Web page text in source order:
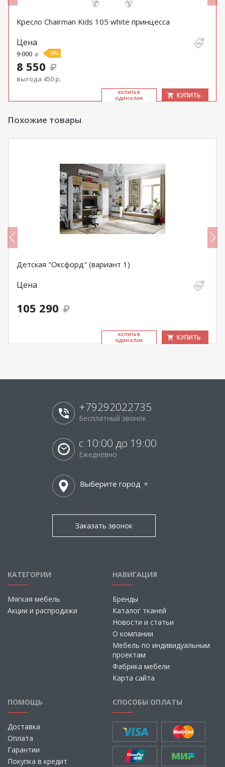
Кресло Chairman Kids 105 white принцесса
Цена
9 000 -5%
8 550
выгода 450 р.
КУ­ПИТЬ В
ОДИН КЛИК
КУПИТЬ
Похожие товары
Детская "Оксфорд" (вариант 1)
Цена
105 290
КУ­ПИТЬ В
ОДИН КЛИК
КУПИТЬ
+79292022735
Бесплатный звонок
с 10:00 до 19:00
Ежедневно
Выберите город
Заказать звонок
КАТЕГОРИИ
Мягкая мебель
Акции и распродажи
НАВИГАЦИЯ
Бренды
Каталог тканей
Новости и статьи
О компании
Мебель по индивидуальным
проектам
Фабрика мебели
Карта сайта
ПОМОЩЬ
Доставка
Оплата
Гарантии
Покупка в кредит
СПОСОБЫ ОПЛАТЫ